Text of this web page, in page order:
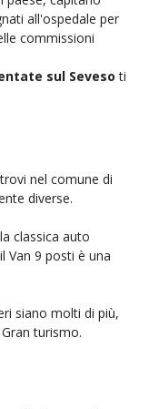
all'ospedale per
commissioni
sul Seveso ti
nel comune di
diverse.
classica auto
Van 9 posti è una
siano molti di più,
turismo.